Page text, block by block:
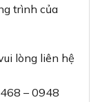
trình của
lòng liên hệ
– 0948